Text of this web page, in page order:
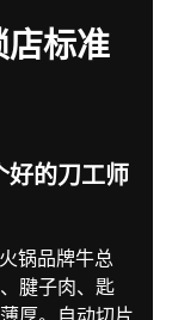
标准
好的刀工师
锅品牌牛总
腱子肉、匙
厚。自动切片